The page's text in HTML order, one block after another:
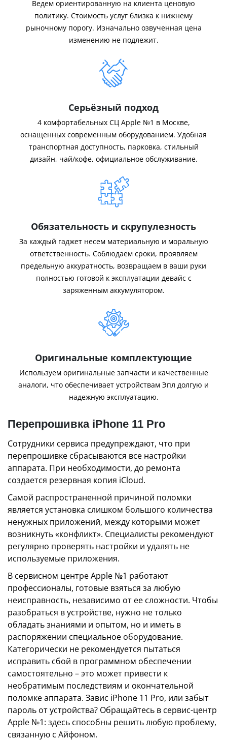
Ведем ориентированную на клиента ценовую
политику. Стоимость услуг близка к нижнему
рыночному порогу. Изначально озвученная цена
изменению не подлежит.
Серьёзный подход
4 комфортабельных СЦ Apple №1 в Москве,
оснащенных современным оборудованием. Удобная
транспортная доступность, парковка, стильный
дизайн, чай/кофе, официальное обслуживание.
Обязательность и скрупулезность
За каждый гаджет несем материальную и моральную
ответственность. Соблюдаем сроки, проявляем
предельную аккуратность, возвращаем в ваши руки
полностью готовой к эксплуатации девайс с
заряженным аккумулятором.
Оригинальные комплектующие
Используем оригинальные запчасти и качественные
аналоги, что обеспечивает устройствам Эпл долгую и
надежную эксплуатацию.
Перепрошивка iPhone 11 Pro
Сотрудники сервиса предупреждают, что при
перепрошивке сбрасываются все настройки
аппарата. При необходимости, до ремонта
создается резервная копия iCloud.
Самой распространенной причиной поломки
является установка слишком большого количества
ненужных приложений, между которыми может
возникнуть «конфликт». Специалисты рекомендуют
регулярно проверять настройки и удалять не
используемые приложения.
В сервисном центре Apple №1 работают
профессионалы, готовые взяться за любую
неисправность, независимо от ее сложности. Чтобы
разобраться в устройстве, нужно не только
обладать знаниями и опытом, но и иметь в
распоряжении специальное оборудование.
Категорически не рекомендуется пытаться
исправить сбой в программном обеспечении
самостоятельно – это может привести к
необратимым последствиям и окончательной
поломке аппарата. Завис iPhone 11 Pro, или забыт
пароль от устройства? Обращайтесь в сервис-центр
Apple №1: здесь способны решить любую проблему,
связанную с Айфоном.